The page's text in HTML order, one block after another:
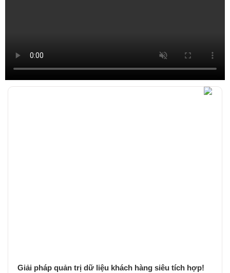
Giải pháp quản trị dữ liệu khách hàng siêu tích hợp!